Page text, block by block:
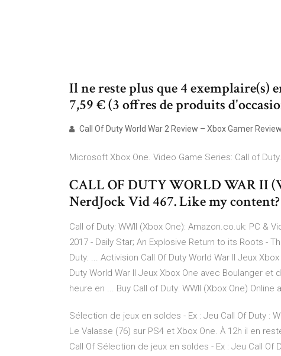
Il ne reste plus que 4 exemplaire(s)
7,59 € (3 offres de produits
Call Of Duty World War 2 Review – Xbox Gamer
Microsoft Xbox One. Video Game Series: Call of
CALL OF DUTY WORLD WAR II
NerdJock Vid 467. Like my
Call of Duty: WWII (Xbox One): Amazon.co.uk: PC &
2017 - Daily Star; An Explosive Return to its Roots -
Duty: ... Activision Call Of Duty World War II Jeux
Duty World War II Jeux Xbox One avec Boulanger
heure en ... Buy Call of Duty: WWII (Xbox One) Online
Sélection de jeux en soldes - Ex : Jeu Call Of Duty :
Le Valasse (76) sur PS4 et Xbox One. À 12h il en
Call Of Sélection de jeux en soldes - Ex : Jeu Call Of